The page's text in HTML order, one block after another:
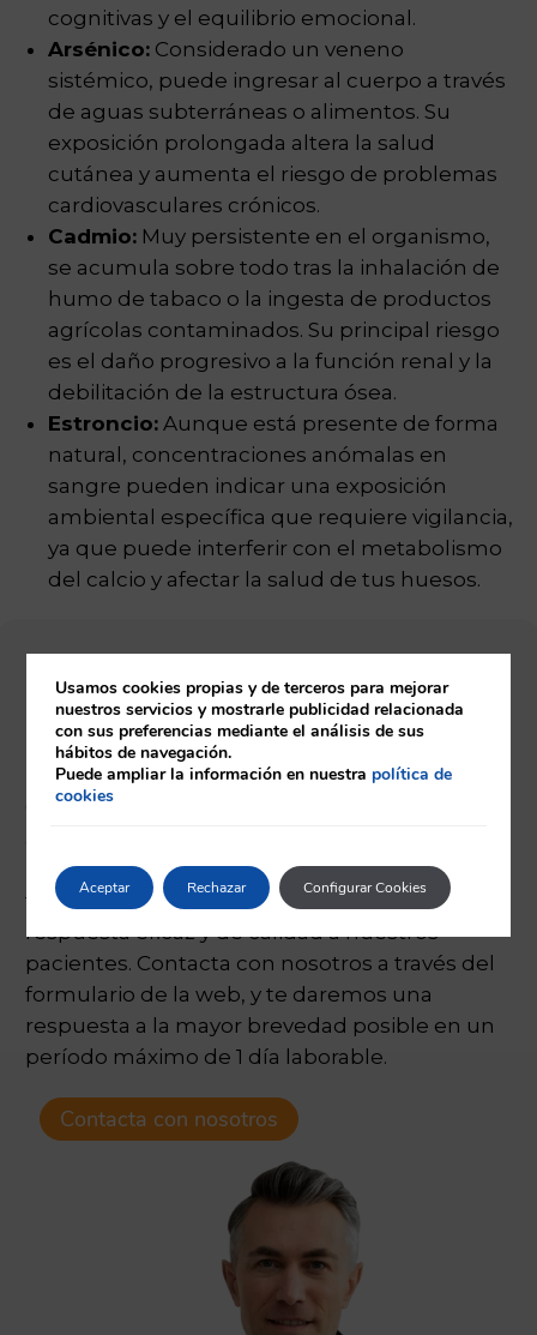
cognitivas y el equilibrio emocional.
Arsénico: Considerado un veneno
sistémico, puede ingresar al cuerpo a través
de aguas subterráneas o alimentos. Su
exposición prolongada altera la salud
cutánea y aumenta el riesgo de problemas
cardiovasculares crónicos.
Cadmio: Muy persistente en el organismo,
se acumula sobre todo tras la inhalación de
humo de tabaco o la ingesta de productos
agrícolas contaminados. Su principal riesgo
es el daño progresivo a la función renal y la
debilitación de la estructura ósea.
Estroncio: Aunque está presente de forma
natural, concentraciones anómalas en
sangre pueden indicar una exposición
ambiental específica que requiere vigilancia,
ya que puede interferir con el metabolismo
del calcio y afectar la salud de tus huesos.
¿Tienes alguna
duda?
Queremos ayudarte a elegir la prueba más
ponemos a tu disposición los últimos avances
tecnológicos con el objetivo de ofrecer una
respuesta eficaz y de calidad a nuestros
pacientes. Contacta con nosotros a través del
formulario de la web, y te daremos una
respuesta a la mayor brevedad posible en un
período máximo de 1 día laborable.
Contacta con nosotros
Usamos cookies propias y de terceros para mejorar
nuestros servicios y mostrarle publicidad relacionada
con sus preferencias mediante el análisis de sus
hábitos de navegación.
Puede ampliar la información en nuestra política de
cookies
Aceptar Rechazar Configurar Cookies